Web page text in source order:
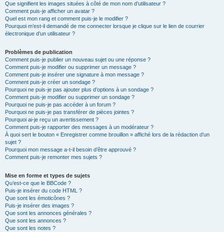
Que signifient les images situées à côté de mon nom d’utilisateur ?
Comment puis-je afficher un avatar ?
Quel est mon rang et comment puis-je le modifier ?
Pourquoi m’est-il demandé de me connecter lorsque je clique sur le lien de courrier
électronique d’un utilisateur ?
Problèmes de publication
Comment puis-je publier un nouveau sujet ou une réponse ?
Comment puis-je modifier ou supprimer un message ?
Comment puis-je insérer une signature à mon message ?
Comment puis-je créer un sondage ?
Pourquoi ne puis-je pas ajouter plus d’options à un sondage ?
Comment puis-je modifier ou supprimer un sondage ?
Pourquoi ne puis-je pas accéder à un forum ?
Pourquoi ne puis-je pas transférer de pièces jointes ?
Pourquoi ai-je reçu un avertissement ?
Comment puis-je rapporter des messages à un modérateur ?
À quoi sert le bouton « Enregistrer comme brouillon » affiché lors de la rédaction d’un
sujet ?
Pourquoi mon message a-t-il besoin d’être approuvé ?
Comment puis-je remonter mes sujets ?
Mise en forme et types de sujets
Qu’est-ce que le BBCode ?
Puis-je insérer du code HTML ?
Que sont les émoticônes ?
Puis-je insérer des images ?
Que sont les annonces générales ?
Que sont les annonces ?
Que sont les notes ?